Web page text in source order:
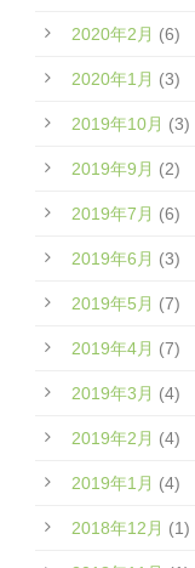
2020年2月 (6)
2020年1月 (3)
2019年10月 (3)
2019年9月 (2)
2019年7月 (6)
2019年6月 (3)
2019年5月 (7)
2019年4月 (7)
2019年3月 (4)
2019年2月 (4)
2019年1月 (4)
2018年12月 (1)